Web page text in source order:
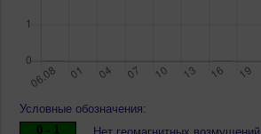
Условные обозначения:
0 - 1